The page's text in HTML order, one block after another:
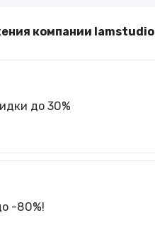
компании Iamstudio
до 30%
-80%!